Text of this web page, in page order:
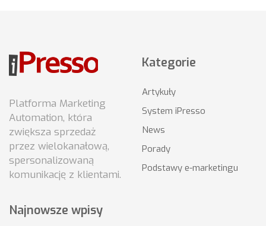
Platforma Marketing
Automation, która
zwiększa sprzedaż
przez wielokanałową,
spersonalizowaną
komunikację z klientami.
Kategorie
Artykuły
System iPresso
News
Porady
Podstawy e-marketingu
Najnowsze wpisy